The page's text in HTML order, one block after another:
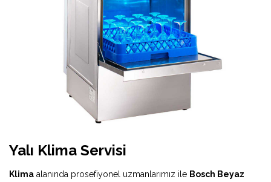
Yalı Klima Servisi
Klima alanında prosefiyonel uzmanlarımız ile Bosch Beyaz